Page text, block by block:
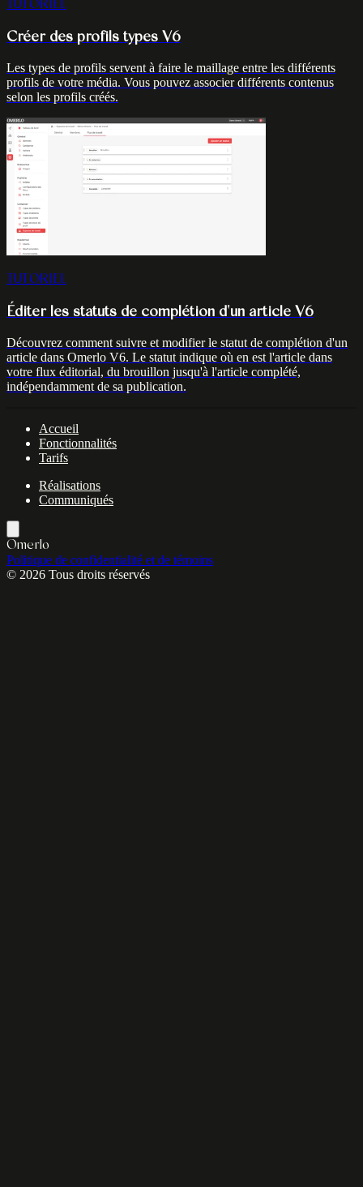
TUTORIEL
Créer des profils types V6
Les types de profils servent à faire le maillage entre les différents
profils de votre média. Vous pouvez associer différents contenus
selon les profils créés.
TUTORIEL
Éditer les statuts de complétion d'un article V6
Découvrez comment suivre et modifier le statut de complétion d'un
article dans Omerlo V6. Le statut indique où en est l'article dans
votre flux éditorial, du brouillon jusqu'à l'article complété,
indépendamment de sa publication.
Accueil
Fonctionnalités
Tarifs
Réalisations
Communiqués
Omerlo
Politique de confidentialité et de témoins
© 2026 Tous droits réservés